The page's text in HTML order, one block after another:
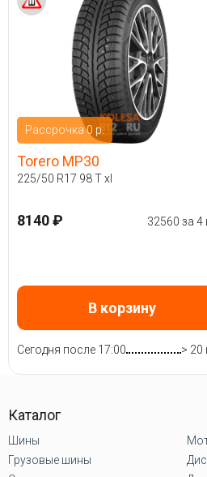
Рассрочка 0 р.
Torero MP30
225/50 R17 98 T xl
8140 ₽ 32560 за 4
В корзину
Сегодня после 17:00 > 20
Каталог
Шины
Грузовые шины